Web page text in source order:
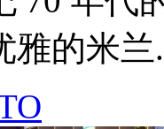
雅的米兰